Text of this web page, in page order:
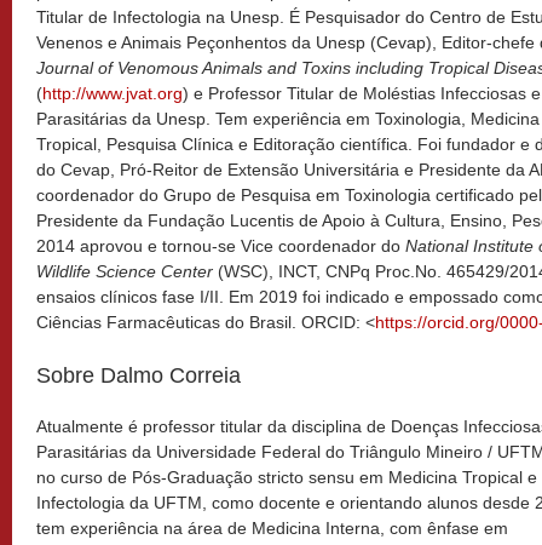
Titular de Infectologia na Unesp. É Pesquisador do Centro de
Venenos e Animais Peçonhentos da Unesp (Cevap), Editor-
Journal of Venomous Animals and Toxins including Tropical
(http://www.jvat.org) e Professor Titular de Moléstias Infecciosas e
Parasitárias da Unesp. Tem experiência em Toxinologia, Medicina
Tropical, Pesquisa Clínica e Editoração científica. Foi fundador e
do Cevap, Pró-Reitor de Extensão Universitária e Presidente da
coordenador do Grupo de Pesquisa em Toxinologia certificado
Presidente da Fundação Lucentis de Apoio à Cultura, Ensino,
2014 aprovou e tornou-se Vice coordenador do National Institute
Wildlife Science Center (WSC), INCT, CNPq Proc.No. 465429/
ensaios clínicos fase I/II. Em 2019 foi indicado e empossado
Ciências Farmacêuticas do Brasil. ORCID: <https://orcid.org/
Sobre Dalmo Correia
Atualmente é professor titular da disciplina de Doenças
Parasitárias da Universidade Federal do Triângulo Mineiro /
no curso de Pós-Graduação stricto sensu em Medicina Tropical e
Infectologia da UFTM, como docente e orientando alunos desde
tem experiência na área de Medicina Interna, com ênfase em